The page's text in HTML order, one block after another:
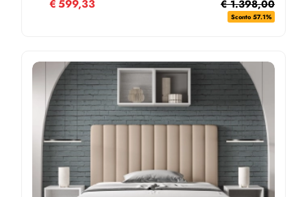
€ 1.398,00
Sconto 57.1%
€599,33